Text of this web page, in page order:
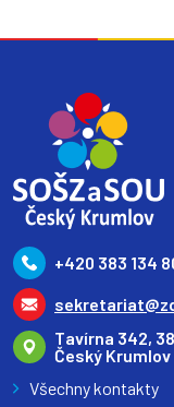
+420 383 134
Tavírna 342,
Český Krumlov
Všechny kontakty